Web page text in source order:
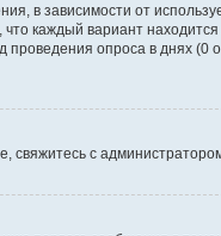
в зависимости от
каждый вариант
опроса в днях (0
свяжитесь с